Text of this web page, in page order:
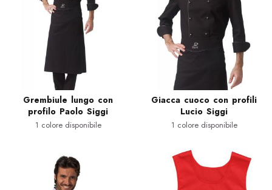
Grembiule lungo con
profilo Paolo Siggi
1 colore disponibile
Giacca cuoco con profili
Lucio Siggi
1 colore disponibile